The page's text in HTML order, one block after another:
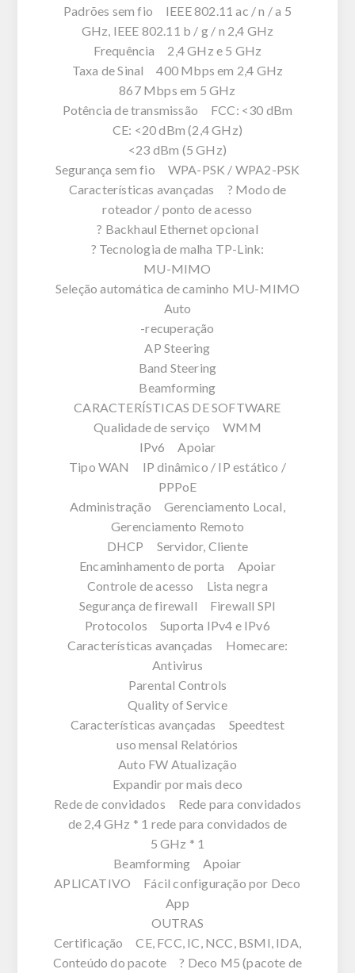
Padrões sem fio IEEE 802.11 ac / n / a 5
GHz, IEEE 802.11 b / g / n 2,4 GHz
Frequência 2,4 GHz e 5 GHz
Taxa de Sinal 400 Mbps em 2,4 GHz
867 Mbps em 5 GHz
Potência de transmissão FCC: <30 dBm
CE: <20 dBm (2,4 GHz)
<23 dBm (5 GHz)
Segurança sem fio WPA-PSK / WPA2-PSK
Características avançadas ? Modo de
roteador / ponto de acesso
? Backhaul Ethernet opcional
? Tecnologia de malha TP-Link:
MU-MIMO
Seleção automática de caminho MU-MIMO
Auto
-recuperação
AP Steering
Band Steering
Beamforming
CARACTERÍSTICAS DE SOFTWARE
Qualidade de serviço WMM
IPv6 Apoiar
Tipo WAN IP dinâmico / IP estático /
PPPoE
Administração Gerenciamento Local,
Gerenciamento Remoto
DHCP Servidor, Cliente
Encaminhamento de porta Apoiar
Controle de acesso Lista negra
Segurança de firewall Firewall SPI
Protocolos Suporta IPv4 e IPv6
Características avançadas Homecare:
Antivirus
Parental Controls
Quality of Service
Características avançadas Speedtest
uso mensal Relatórios
Auto FW Atualização
Expandir por mais deco
Rede de convidados Rede para convidados
de 2,4 GHz * 1 rede para convidados de
5 GHz * 1
Beamforming Apoiar
APLICATIVO Fácil configuração por Deco
App
OUTRAS
Certificação CE, FCC, IC, NCC, BSMI, IDA,
Conteúdo do pacote ? Deco M5 (pacote de